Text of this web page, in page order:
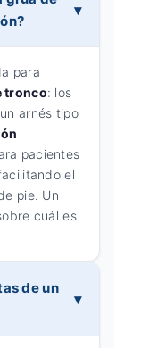
para
tronco: los
arnés tipo
pacientes
el
pie. Un
cuál es
de un